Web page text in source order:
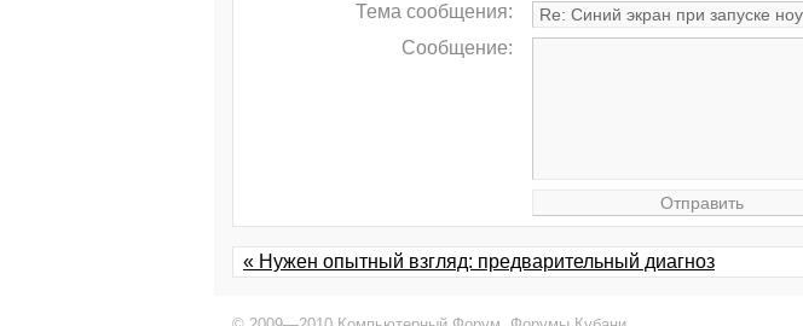
Тема сообщения:
Сообщение:
« Нужен опытный взгляд: предварительный диагноз